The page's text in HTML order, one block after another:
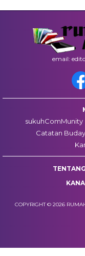
email:
sukuhComMunity
Catatan
COPYRIGHT © 2026